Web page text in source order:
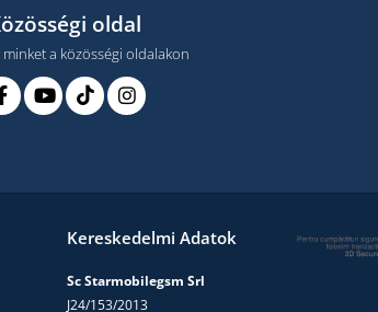
oldal
minket a közösségi oldalakon
Kereskedelmi Adatok
Sc Starmobilegsm Srl
J24/153/2013